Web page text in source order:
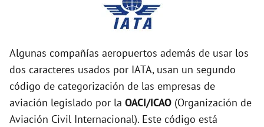
Algunas compañías aeropuertos además de usar los
dos caracteres usados por IATA, usan un segundo
código de categorización de las empresas de
aviación legislado por la OACI/ICAO (Organización de
Aviación Civil Internacional). Este código está